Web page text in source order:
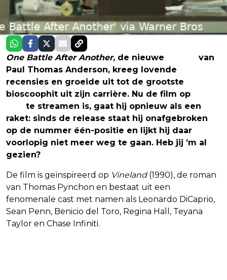
One Battle After Another, de nieuwe
van
Paul Thomas Anderson, kreeg lovende
recensies en groeide uit tot de grootste
bioscoophit uit zijn carrière. Nu de film op
te streamen is, gaat hij opnieuw als een
raket: sinds de release staat hij onafgebroken
op de nummer één-positie en lijkt hij daar
voorlopig niet meer weg te gaan. Heb jij ’m al
gezien?
De film is geïnspireerd op Vineland(1990), de roman
van Thomas Pynchon en bestaat uit een
fenomenale cast met namen als Leonardo DiCaprio,
Sean Penn, Benicio del Toro, Regina Hall, Teyana
Taylor en Chase Infiniti.